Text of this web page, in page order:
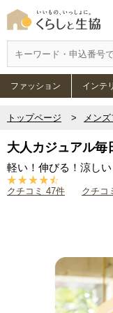
ファッション インテ
トップページ メン
大人カジュアル毎
軽い！伸びる！涼し
クチコミ 47件 クチコ